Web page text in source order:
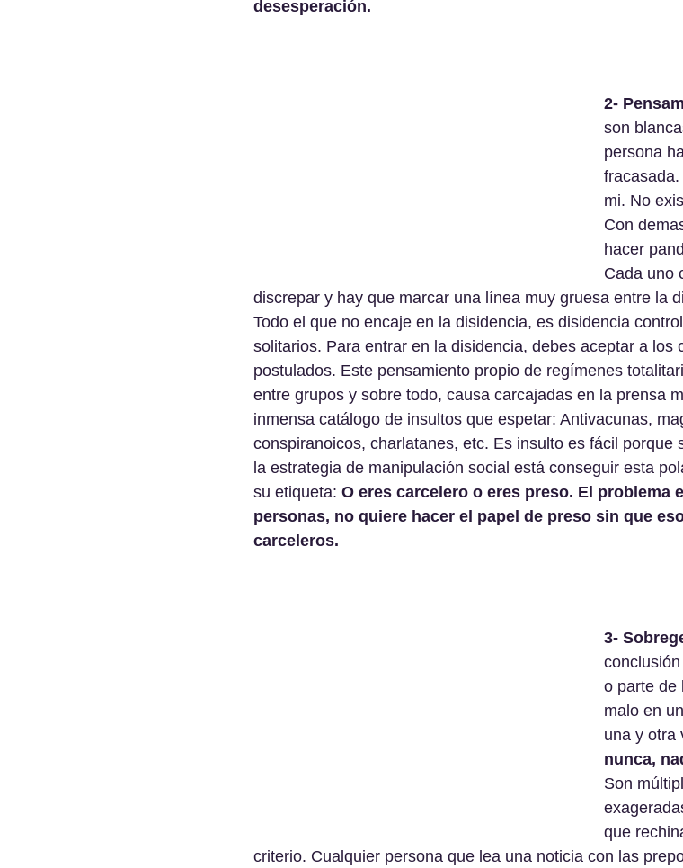
desesperación.
2-
son
persona
mi. No
Con
hacer
Cada uno
discrepar y hay que marcar una línea muy gruesa entre la
Todo el que no encaje en la disidencia, es disidencia
solitarios. Para entrar en la disidencia, debes aceptar a los
postulados. Este pensamiento propio de regímenes
entre grupos y sobre todo, causa carcajadas en la prensa
inmensa catálogo de insultos que espetar: Antivacunas,
conspiranoicos, charlatanes, etc. Es insulto es fácil porque
la estrategia de manipulación social está conseguir esta
su etiqueta: O eres carcelero o eres preso. El problema
personas, no quiere hacer el papel de preso sin que
carceleros.
3-
o parte de
malo en
una y otra
nunca,
Son
que
criterio. Cualquier persona que lea una noticia con las